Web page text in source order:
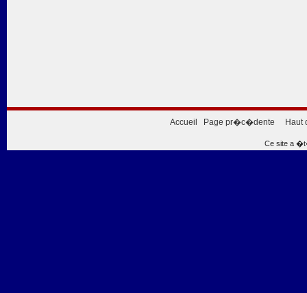
Accueil Page pr�c�dente Haut
Ce site a